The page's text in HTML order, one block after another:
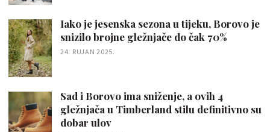
Iako je jesenska sezona u tijeku, Borovo je
snizilo brojne gležnjače do čak 70%
24. RUJAN 2025.
Sad i Borovo ima sniženje, a ovih 4
gležnjača u Timberland stilu definitivno su
dobar ulov